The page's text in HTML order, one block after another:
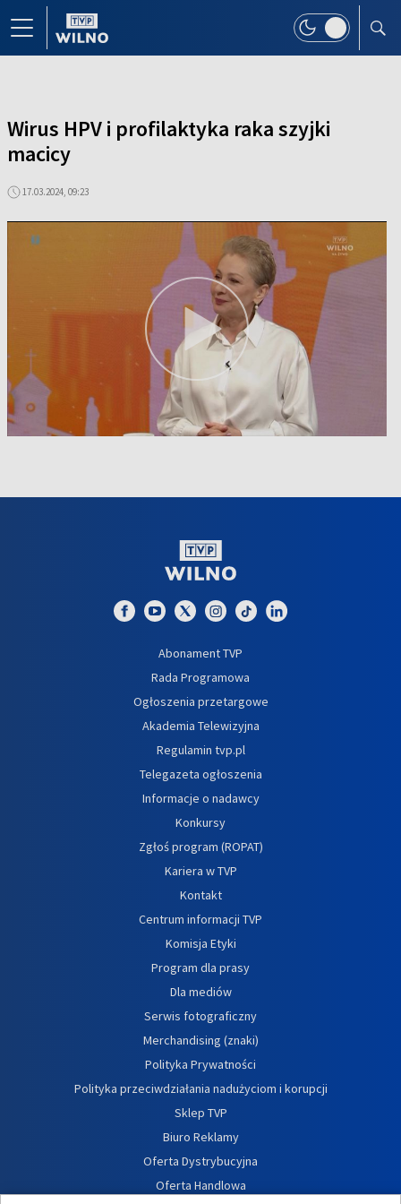
Wirus HPV i profilaktyka raka szyjki
macicy
17.03.2024, 09:23
Abonament TVP
Rada Programowa
Ogłoszenia przetargowe
Akademia Telewizyjna
Regulamin tvp.pl
Telegazeta ogłoszenia
Informacje o nadawcy
Konkursy
Zgłoś program (ROPAT)
Kariera w TVP
Kontakt
Centrum informacji TVP
Komisja Etyki
Program dla prasy
Dla mediów
Serwis fotograficzny
Merchandising (znaki)
Polityka Prywatności
Polityka przeciwdziałania nadużyciom i korupcji
Sklep TVP
Biuro Reklamy
Oferta Dystrybucyjna
Oferta Handlowa